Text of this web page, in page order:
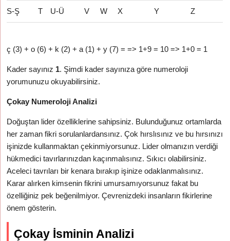
S-Ş T U-Ü V W X Y Z
ç (3) + o (6) + k (2) + a (1) + y (7) = => 1+9 = 10 => 1+0 = 1
Kader sayınız 1. Şimdi kader sayınıza göre numeroloji
yorumunuzu okuyabilirsiniz.
Çokay Numeroloji Analizi
Doğuştan lider özelliklerine sahipsiniz. Bulunduğunuz ortamlarda
her zaman fikri sorulanlardansınız. Çok hırslısınız ve bu hırsınızı
işinizde kullanmaktan çekinmiyorsunuz. Lider olmanızın verdiği
hükmedici tavırlarınızdan kaçınmalısınız. Sıkıcı olabilirsiniz.
Aceleci tavrıları bir kenara bırakıp işinize odaklanmalısınız.
Karar alırken kimsenin fikrini umursamıyorsunuz fakat bu
özelliğiniz pek beğenilmiyor. Çevrenizdeki insanların fikirlerine
önem gösterin.
Çokay İsminin Analizi